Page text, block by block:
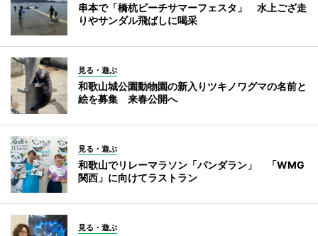
串本で「橋杭ビーチサマーフェスタ」 水上ござ走
りやサンダル飛ばしに喝采
見る・遊ぶ
和歌山城公園動物園の新入りツキノワグマの名前と
絵を募集 来春公開へ
見る・遊ぶ
和歌山でリレーマラソン「パンダラン」 「WMG
関西」に向けてラストラン
見る・遊ぶ